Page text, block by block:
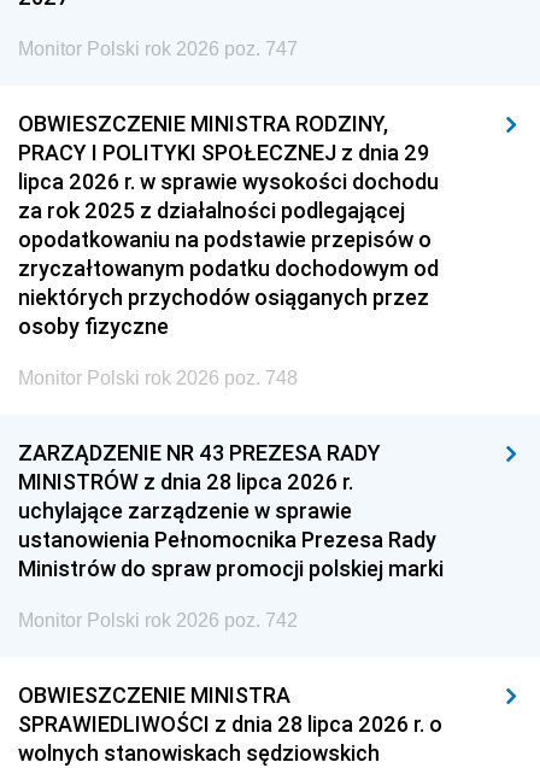
Monitor Polski rok 2026 poz. 747
OBWIESZCZENIE MINISTRA RODZINY,
PRACY I POLITYKI SPOŁECZNEJ z dnia 29
lipca 2026 r. w sprawie wysokości dochodu
za rok 2025 z działalności podlegającej
opodatkowaniu na podstawie przepisów o
zryczałtowanym podatku dochodowym od
niektórych przychodów osiąganych przez
osoby fizyczne
Monitor Polski rok 2026 poz. 748
ZARZĄDZENIE NR 43 PREZESA RADY
MINISTRÓW z dnia 28 lipca 2026 r.
uchylające zarządzenie w sprawie
ustanowienia Pełnomocnika Prezesa Rady
Ministrów do spraw promocji polskiej marki
Monitor Polski rok 2026 poz. 742
OBWIESZCZENIE MINISTRA
SPRAWIEDLIWOŚCI z dnia 28 lipca 2026 r. o
wolnych stanowiskach sędziowskich